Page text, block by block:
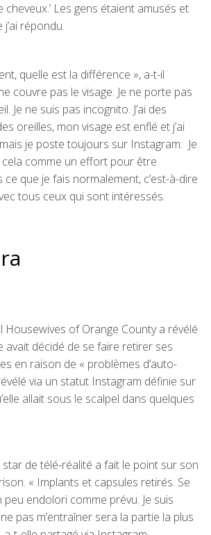
Les gens étaient amusés et
répondu.
quelle est la différence », a-t-il
couvre pas le visage. Je ne porte pas
Je ne suis pas incognito. J’ai des
oreilles, mon visage est enflé et j’ai
je poste toujours sur Instagram. Je
comme un effort pour être
ce que je fais normalement, c’est-à-dire
tous ceux qui sont intéressés.
Housewives of Orange County a révélé
avait décidé de se faire retirer ses
en raison de « problèmes d’auto-
via un statut Instagram définie sur
allait sous le scalpel dans quelques
star de télé-réalité a fait le point sur son
« Implants et capsules retirés. Se
endolori comme prévu. Je suis
pas m’entraîner sera la partie la plus